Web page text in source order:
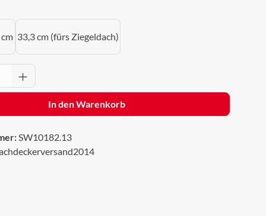
33,3 cm (fürs Ziegeldach)
Gib den gewünschten Wert ein
In den Warenkorb
SW10182.13